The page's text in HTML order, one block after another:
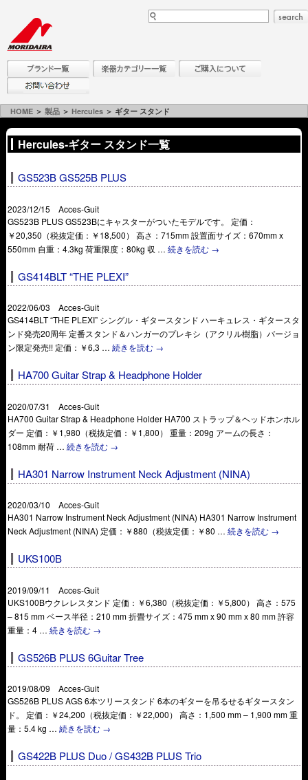
HOME ＞ 製品 ＞ Hercules ＞ ギター スタンド
Hercules-ギター スタンド一覧
GS523B GS525B PLUS
2023/12/15 Acces-Guit
GS523B PLUS GS523Bにキャスターがついたモデルです。 定価：
￥20,350（税抜定価：￥18,500） 高さ：715mm 設置面サイズ：670mm x
550mm 自重：4.3kg 荷重限度：80kg 収 …続きを読む →
GS414BLT “THE PLEXI”
2022/06/03 Acces-Guit
GS414BLT “THE PLEXI” シングル・ギタースタンド ハーキュレス・ギタースタ
ンド発売20周年 定番スタンド＆ハンガーのプレキシ（アクリル樹脂）バージョ
ン限定発売!! 定価：￥6,3 …続きを読む →
HA700 Guitar Strap & Headphone Holder
2020/07/31 Acces-Guit
HA700 Guitar Strap & Headphone Holder HA700 ストラップ＆ヘッドホンホル
ダー 定価：￥1,980（税抜定価：￥1,800） 重量：209g アームの長さ：
108mm 耐荷 …続きを読む →
HA301 Narrow Instrument Neck Adjustment (NINA)
2020/03/10 Acces-Guit
HA301 Narrow Instrument Neck Adjustment (NINA) HA301 Narrow Instrument
Neck Adjustment (NINA) 定価：￥880（税抜定価：￥80 …続きを読む →
UKS100B
2019/09/11 Acces-Guit
UKS100Bウクレレスタンド 定価：￥6,380（税抜定価：￥5,800） 高さ：575
– 815 mm ベース半径：210 mm 折畳サイズ：475 mm x 90 mm x 80 mm 許容
重量：4 …続きを読む →
GS526B PLUS 6Guitar Tree
2019/08/09 Acces-Guit
GS526B PLUS AGS 6本ツリースタンド 6本のギターを吊るせるギタースタン
ド。 定価：￥24,200（税抜定価：￥22,000） 高さ：1,500 mm – 1,900 mm 重
量：5.4 kg …続きを読む →
GS422B PLUS Duo / GS432B PLUS Trio